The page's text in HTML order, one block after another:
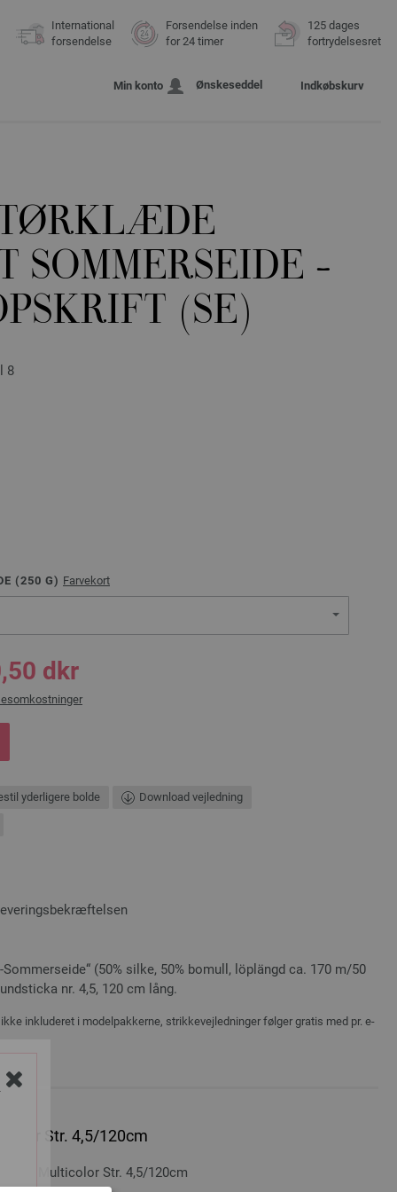
International
forsendelse
Forsendelse inden
for 24 timer
125 dages
fortrydelsesret
Min konto Ønskeseddel Indkøbskurv
SOMMERSEIDE -
(SE)
8
(250 G) Farvekort
dkr
yderligere bolde Download vejledning
(50% silke, 50% bomull, löplängd ca. 170 m/50
nr. 4,5, 120 cm lång.
inkluderet i modelpakkerne, strikkevejledninger følger gratis med pr. e-
Str. 4,5/120cm
Træ Multicolor Str. 4,5/120cm